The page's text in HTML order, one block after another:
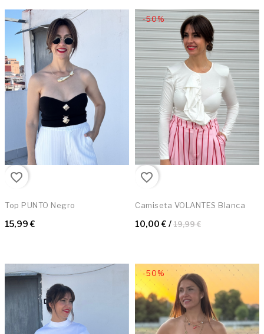
favorite_border
Top PUNTO Negro
15,99 €
-50%
favorite_border
Camiseta VOLANTES Blanca
10,00 € / 19,99 €
-50%